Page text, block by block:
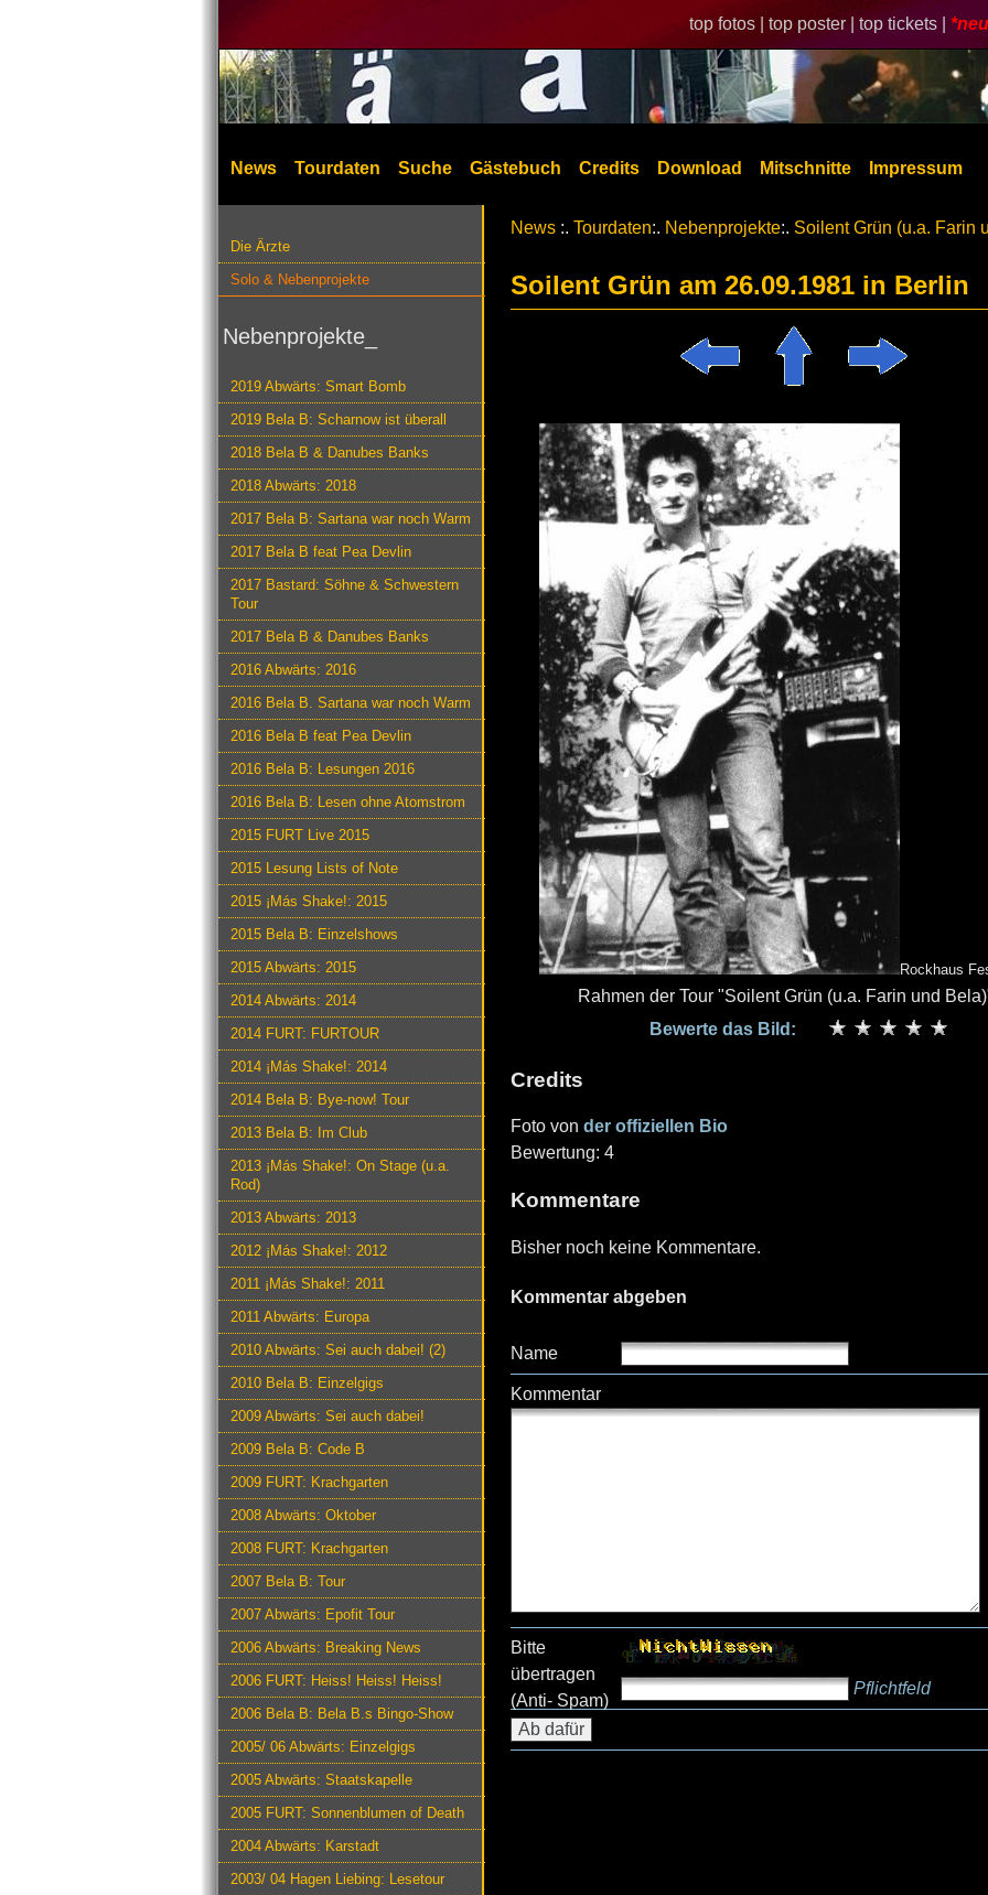
top fotos | top poster | top tickets |
News Tourdaten Suche Gästebuch Credits Download Mitschnitte Impressum
Die Ärzte
Solo & Nebenprojekte
Nebenprojekte_
2019 Abwärts: Smart Bomb
2019 Bela B: Scharnow ist überall
2018 Bela B & Danubes Banks
2018 Abwärts: 2018
2017 Bela B: Sartana war noch Warm
2017 Bela B feat Pea Devlin
2017 Bastard: Söhne & Schwestern
Tour
2017 Bela B & Danubes Banks
2016 Abwärts: 2016
2016 Bela B. Sartana war noch Warm
2016 Bela B feat Pea Devlin
2016 Bela B: Lesungen 2016
2016 Bela B: Lesen ohne Atomstrom
2015 FURT Live 2015
2015 Lesung Lists of Note
2015 ¡Más Shake!: 2015
2015 Bela B: Einzelshows
2015 Abwärts: 2015
2014 Abwärts: 2014
2014 FURT: FURTOUR
2014 ¡Más Shake!: 2014
2014 Bela B: Bye-now! Tour
2013 Bela B: Im Club
2013 ¡Más Shake!: On Stage (u.a.
Rod)
2013 Abwärts: 2013
2012 ¡Más Shake!: 2012
2011 ¡Más Shake!: 2011
2011 Abwärts: Europa
2010 Abwärts: Sei auch dabei! (2)
2010 Bela B: Einzelgigs
2009 Abwärts: Sei auch dabei!
2009 Bela B: Code B
2009 FURT: Krachgarten
2008 Abwärts: Oktober
2008 FURT: Krachgarten
2007 Bela B: Tour
2007 Abwärts: Epofit Tour
2006 Abwärts: Breaking News
2006 FURT: Heiss! Heiss! Heiss!
2006 Bela B: Bela B.s Bingo-Show
2005/ 06 Abwärts: Einzelgigs
2005 Abwärts: Staatskapelle
2005 FURT: Sonnenblumen of Death
2004 Abwärts: Karstadt
2003/ 04 Hagen Liebing: Lesetour
News :. Tourdaten:. Nebenprojekte:. Soilent Grün (u.a. Farin
Soilent Grün am 26.09.1981 in Berlin
Rockhaus
Rahmen der Tour "Soilent Grün (u.a. Farin und
Bewerte das Bild:
Credits
Foto von der offiziellen Bio
Bewertung: 4
Kommentare
Bisher noch keine Kommentare.
Kommentar abgeben
Name
Kommentar
Bitte
übertragen
(Anti- Spam)
Pflichtfeld